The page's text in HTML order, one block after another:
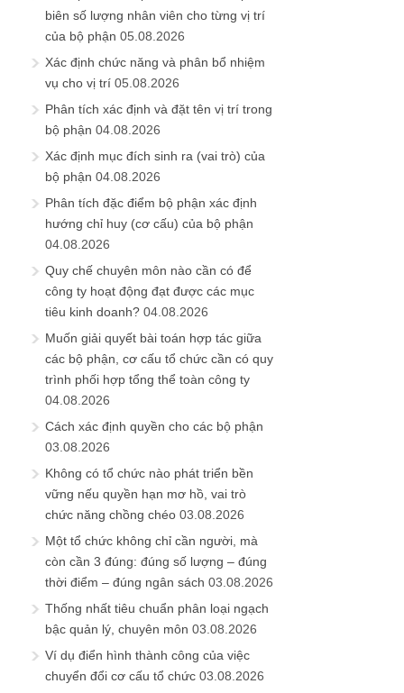
biên số lượng nhân viên cho từng vị trí
của bộ phận 05.08.2026
Xác định chức năng và phân bổ nhiệm
vụ cho vị trí 05.08.2026
Phân tích xác định và đặt tên vị trí trong
bộ phận 04.08.2026
Xác định mục đích sinh ra (vai trò) của
bộ phận 04.08.2026
Phân tích đặc điểm bộ phận xác định
hướng chỉ huy (cơ cấu) của bộ phận
04.08.2026
Quy chế chuyên môn nào cần có để
công ty hoạt động đạt được các mục
tiêu kinh doanh? 04.08.2026
Muốn giải quyết bài toán hợp tác giữa
các bộ phận, cơ cấu tổ chức cần có quy
trình phối hợp tổng thể toàn công ty
04.08.2026
Cách xác định quyền cho các bộ phận
03.08.2026
Không có tổ chức nào phát triển bền
vững nếu quyền hạn mơ hồ, vai trò
chức năng chồng chéo 03.08.2026
Một tổ chức không chỉ cần người, mà
còn cần 3 đúng: đúng số lượng – đúng
thời điểm – đúng ngân sách 03.08.2026
Thống nhất tiêu chuẩn phân loại ngạch
bậc quản lý, chuyên môn 03.08.2026
Ví dụ điển hình thành công của việc
chuyển đổi cơ cấu tổ chức 03.08.2026